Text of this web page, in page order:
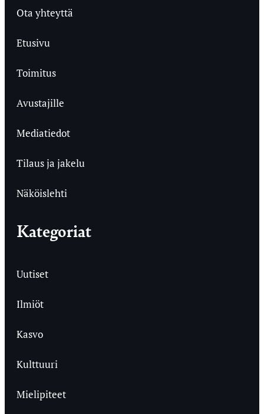
Ota yhteyttä
Etusivu
Toimitus
Avustajille
Mediatiedot
Tilaus ja jakelu
Näköislehti
Kategoriat
Uutiset
Ilmiöt
Kasvo
Kulttuuri
Mielipiteet